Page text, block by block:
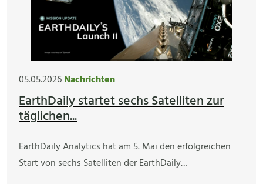
05.05.2026Nachrichten
EarthDaily startet sechs Satelliten zur
täglichen...
EarthDaily Analytics hat am 5. Mai den erfolgreichen
Start von sechs Satelliten der EarthDaily…